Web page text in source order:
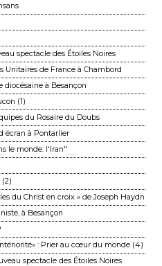
spectacle des Étoiles Noires
Unitaires de France à Chambord
diocésaine à Besançon
(1)
du Rosaire du Doubs
écran à Pontarlier
le monde: l'Iran"
du Christ en croix » de Joseph Haydn
à Besançon
: Prier au cœur du monde (4)
spectacle des Étoiles Noires